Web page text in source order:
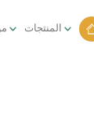
المنتجات